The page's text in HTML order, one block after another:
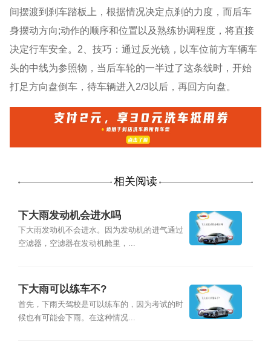
间摆渡到刹车踏板上，根据情况决定点刹的力度，而后车
身摆动方向;动作的顺序和位置以及熟练协调程度，将直接
决定行车安全。2、技巧：通过反光镜，以车位前方车辆车
头的中线为参照物，当后车轮的一半过了这条线时，开始
打足方向盘倒车，待车辆进入2/3以后，再回方向盘。
相关阅读
下大雨发动机会进水吗
下大雨发动机不会进水。因为发动机的进气通过
空滤器，空滤器在发动机舱里，...
下大雨可以练车不?
首先，下雨天驾校是可以练车的，因为考试的时
候也有可能会下雨。在这种情况...